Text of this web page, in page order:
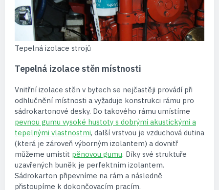
Tepelná izolace strojů
Tepelná izolace stěn místnosti
Vnitřní izolace stěn v bytech se nejčastěji provádí při
odhlučnění místnosti a vyžaduje konstrukci rámu pro
sádrokartonové desky. Do takového rámu umístíme
pevnou gumu vysoké hustoty s dobrými akustickými a
tepelnými vlastnostmi, další vrstvou je vzduchová dutina
(která je zároveň výborným izolantem) a dovnitř
můžeme umístit pěnovou gumu. Díky své struktuře
uzavřených buněk je perfektním izolantem.
Sádrokarton připevníme na rám a následně
přistoupíme k dokončovacím pracím.